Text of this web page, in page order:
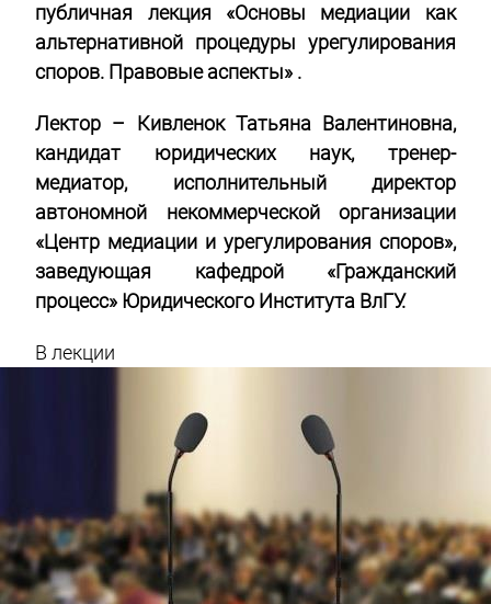
публичная лекция «Основы медиации как
альтернативной процедуры урегулирования
споров. Правовые аспекты» .
Лектор – Кивленок Татьяна Валентиновна,
кандидат юридических наук, тренер-
медиатор, исполнительный директор
автономной некоммерческой организации
«Центр медиации и урегулирования споров»,
заведующая кафедрой «Гражданский
процесс» Юридического Института ВлГУ.
В лекции